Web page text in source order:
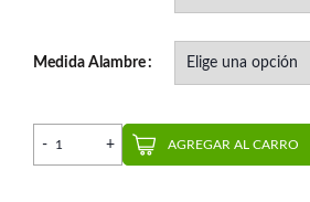
Medida Alambre
Arco Niti NT3 Redondo (1 un.) |
AGREGAR AL CARRO